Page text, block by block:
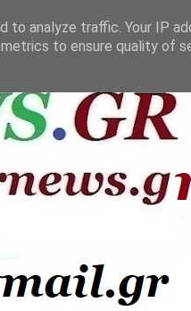
analyze traffic. Your IP
to ensure quality of